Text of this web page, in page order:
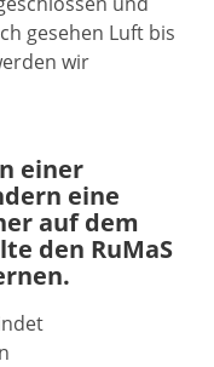
gesehen Luft bis
wir
einer
eine
auf dem
den RuMaS